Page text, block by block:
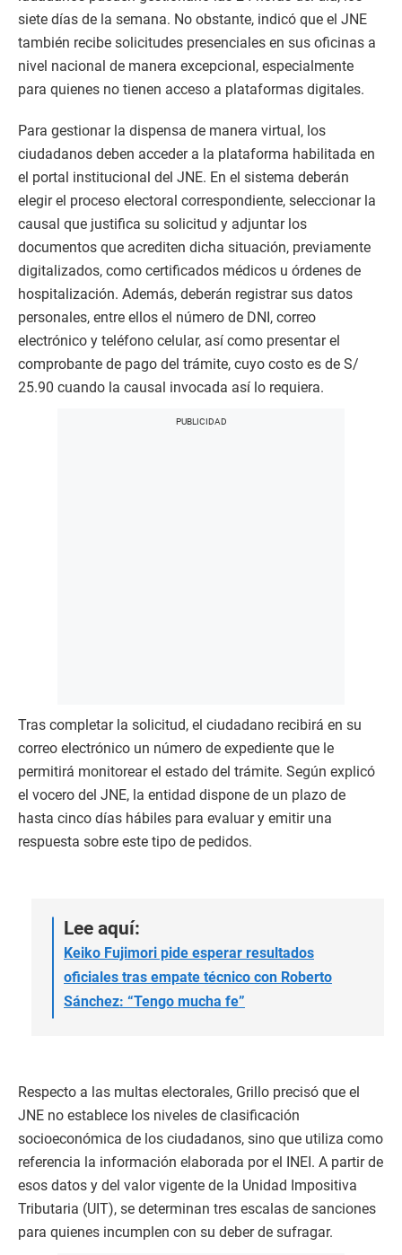
siete días de la semana. No obstante, indicó que el JNE
también recibe solicitudes presenciales en sus oficinas a
nivel nacional de manera excepcional, especialmente
para quienes no tienen acceso a plataformas digitales.
Para gestionar la dispensa de manera virtual, los
ciudadanos deben acceder a la plataforma habilitada en
el portal institucional del JNE. En el sistema deberán
elegir el proceso electoral correspondiente, seleccionar la
causal que justifica su solicitud y adjuntar los
documentos que acrediten dicha situación, previamente
digitalizados, como certificados médicos u órdenes de
hospitalización. Además, deberán registrar sus datos
personales, entre ellos el número de DNI, correo
electrónico y teléfono celular, así como presentar el
comprobante de pago del trámite, cuyo costo es de S/
25.90 cuando la causal invocada así lo requiera.
Tras completar la solicitud, el ciudadano recibirá en su
correo electrónico un número de expediente que le
permitirá monitorear el estado del trámite. Según explicó
el vocero del JNE, la entidad dispone de un plazo de
hasta cinco días hábiles para evaluar y emitir una
respuesta sobre este tipo de pedidos.
Lee aquí:
Keiko Fujimori pide esperar resultados
oficiales tras empate técnico con Roberto
Sánchez: “Tengo mucha fe”
Respecto a las multas electorales, Grillo precisó que el
JNE no establece los niveles de clasificación
socioeconómica de los ciudadanos, sino que utiliza como
referencia la información elaborada por el INEI. A partir de
esos datos y del valor vigente de la Unidad Impositiva
Tributaria (UIT), se determinan tres escalas de sanciones
para quienes incumplen con su deber de sufragar.